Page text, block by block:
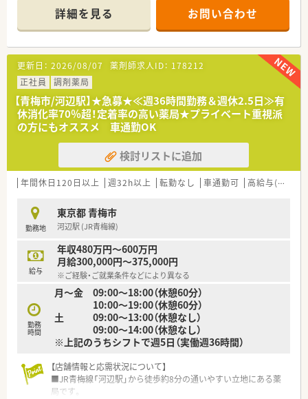
◎院内にて患者様と一緒になって楽しむイベントを多数実施し
ています。
ex:演奏会、マグロ解体ショーなど
《特徴・業務内容について》
◎調剤・監査をメインに行っているため、負担が少なく勤務をす
ることができます。
◎外来はほぼ全て院外処方のため、入院患者様の対応がメインに
なります。
◎平日は17時までの就業のため、プライベートも充実させるこ
とができます。
詳細を見る お問い合わせ
更新日： 2026/08/07 薬剤師求人ID： 178212
正社員
調剤薬局
【青梅市/河辺駅】★急募★≪週36時間勤務＆週休2.5日≫有
休消化率70％超！定着率の高い薬局★プライベート重視派
の方にもオススメ 車通勤OK
検討リストに追加
年間休日120日以上 週32h以上 転勤なし 車通勤可 高給与(600万円以上)
勤務地
東京都 青梅市
河辺駅 (JR青梅線)
給与
年収480万円～600万円
月給300,000円～375,000円
※ご経験・ご就業条件などにより異なる
勤務
時間
月～金 09:00～18:00（休憩60分）
10:00～19:00（休憩60分）
土 09:00～13:00（休憩なし）
09:00～14:00（休憩なし）
※上記のうちシフトで週5日（実働週36時間）
【店舗情報と応需状況について】
■JR青梅線「河辺駅」から徒歩約8分の通いやすい立地にある薬
局です。